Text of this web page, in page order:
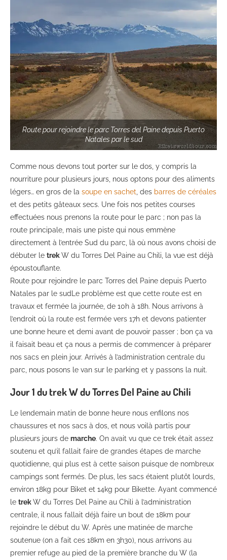
Route pour rejoindre le parc Torres del Paine depuis Puerto
Natales par le sud
Comme nous devons tout porter sur le dos, y compris la
nourriture pour plusieurs jours, nous optons pour des aliments
légers… en gros de la soupe en sachet, des barres de céréales
et des petits gâteaux secs. Une fois nos petites courses
effectuées nous prenons la route pour le parc ; non pas la
route principale, mais une piste qui nous emmène
directement à l’entrée Sud du parc, là où nous avons choisi de
débuter le trekW du Torres Del Paine au Chili, la vue est déjà
époustouflante.
Route pour rejoindre le parc Torres del Paine depuis Puerto
Natales par le sudLe problème est que cette route est en
travaux et fermée la journée, de 10h à 18h. Nous arrivons à
l’endroit où la route est fermée vers 17h et devons patienter
une bonne heure et demi avant de pouvoir passer ; bon ça va
il faisait beau et ça nous a permis de commencer à préparer
nos sacs en plein jour. Arrivés à l’administration centrale du
parc, nous posons le van sur le parking et y passons la nuit.
Jour 1 du trek W du Torres Del Paine au Chili
Le lendemain matin de bonne heure nous enfilons nos
chaussures et nos sacs à dos, et nous voilà partis pour
plusieurs jours de marche. On avait vu que ce trek était assez
soutenu et qu’il fallait faire de grandes étapes de marche
quotidienne, qui plus est à cette saison puisque de nombreux
campings sont fermés. De plus, les sacs étaient plutôt lourds,
environ 18kg pour Biket et 14kg pour Bikette. Ayant commencé
le trekW du Torres Del Paine au Chili à l’administration
centrale, il nous fallait déjà faire un bout de 18km pour
rejoindre le début du W. Après une matinée de marche
soutenue (on a fait ces 18km en 3h30), nous arrivons au
premier refuge au pied de la première branche du W (la